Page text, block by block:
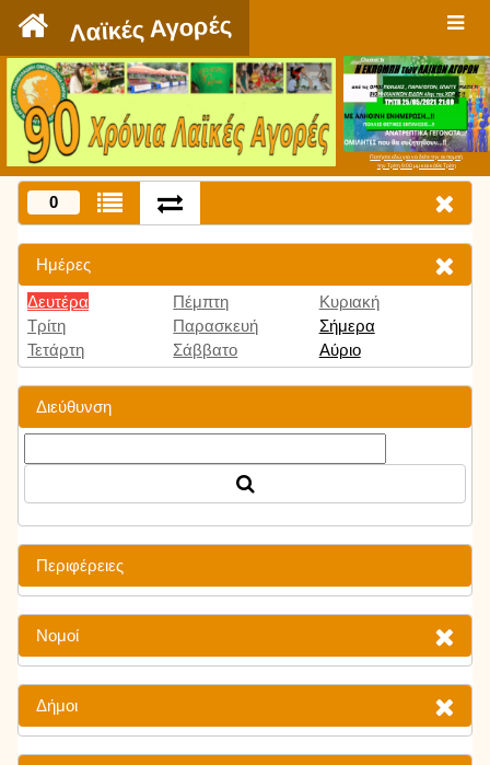
Λαϊκές Αγορές
Πατήστε εδώ για να δείτε την εκπομπή
την Τρίτη 9:00 μμ και κάθε Τρίτη
0
Ημέρες
Δευτέρα
Τρίτη
Τετάρτη
Πέμπτη
Παρασκευή
Σάββατο
Κυριακή
Σήμερα
Αύριο
Διεύθυνση
Περιφέρειες
Νομοί
Δήμοι